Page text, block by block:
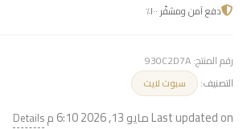
دفع آمن ومشفّر ١٠٠٪
رقم المنتج:930C2D7A
التصنيف:
سبوت لايت
Last updated on مايو 13, 2026 6:10 م Details